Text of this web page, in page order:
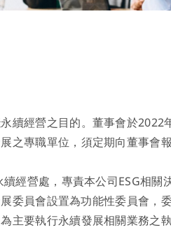
續經營之目的。董事會於2022
之專職單位，須定期向董事會
經營處，專責本公司ESG相關
委員會設置為功能性委員會，
主要執行永續發展相關業務之